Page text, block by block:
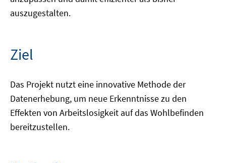
auszugestalten.
Ziel
Das Projekt nutzt eine innovative Methode der
Datenerhebung, um neue Erkenntnisse zu den
Effekten von Arbeitslosigkeit auf das Wohlbefinden
bereitzustellen.